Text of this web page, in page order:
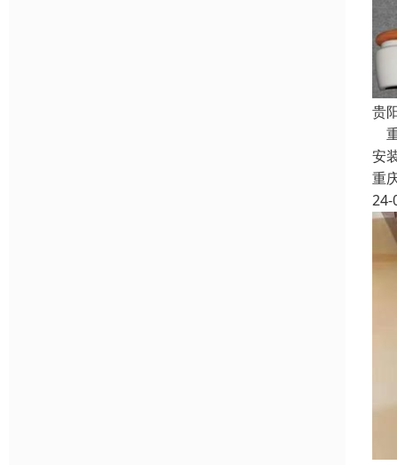
贵
安
重
24-